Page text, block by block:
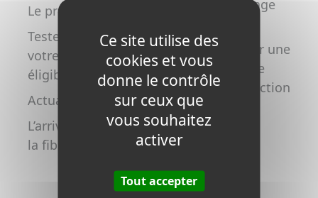
Le projet
Testez
votre
éligibilité
Actualités
L’arrivée de
la fibre
Particulier
Collectivité
Opérateur
Copropriétés
/ syndics
Promoteurs /
Aménageurs
dommage
Déclarer une
nouvelle
construction
Ce site utilise des
cookies et vous
donne le contrôle
sur ceux que
vous souhaitez
activer
Tout accepter